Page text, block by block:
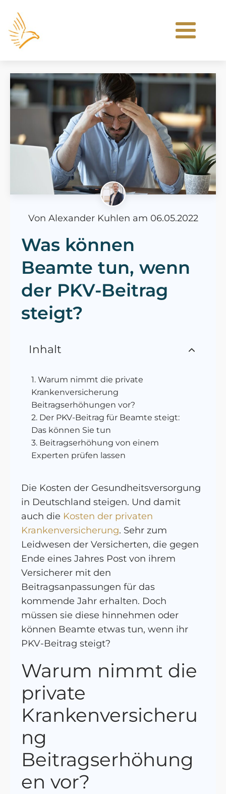
Von Alexander Kuhlen am 06.05.2022
Was können
Beamte tun, wenn
der PKV-Beitrag
steigt?
Inhalt
Warum nimmt die private
Krankenversicherung
Beitragserhöhungen vor?
Der PKV-Beitrag für Beamte steigt:
Das können Sie tun
Beitragserhöhung von einem
Experten prüfen lassen
Die Kosten der Gesundheitsversorgung
in Deutschland steigen. Und damit
auch die Kosten der privaten
Krankenversicherung. Sehr zum
Leidwesen der Versicherten, die gegen
Ende eines Jahres Post von ihrem
Versicherer mit den
Beitragsanpassungen für das
kommende Jahr erhalten. Doch
müssen sie diese hinnehmen oder
können Beamte etwas tun, wenn ihr
PKV-Beitrag steigt?
Warum nimmt die
private
Krankenversicheru
ng
Beitragserhöhung
en vor?